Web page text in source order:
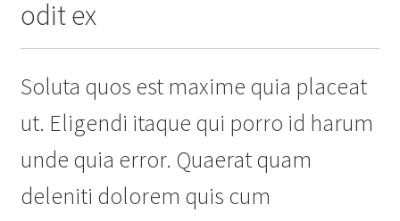
odit ex
Soluta quos est maxime quia placeat
ut. Eligendi itaque qui porro id harum
unde quia error. Quaerat quam
deleniti dolorem quis cum